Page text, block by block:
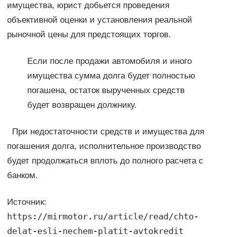
имущества, юрист добьется проведения
объективной оценки и установления реальной
рыночной цены для предстоящих торгов.
Если после продажи автомобиля и иного
имущества сумма долга будет полностью
погашена, остаток вырученных средств
будет возвращен должнику.
При недостаточности средств и имущества для
погашения долга, исполнительное производство
будет продолжаться вплоть до полного расчета с
банком.
Источник:
https://mirmotor.ru/article/read/chto-
delat-esli-nechem-platit-avtokredit